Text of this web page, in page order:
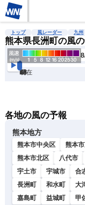
雨雲レーダー 台風情報
トップ 風レーダー 九州
熊本県長洲町の風
現在
6h
12
24
36
48
60
72
各地の風の予報
熊本地方
熊本市中央区 熊本
熊本市北区
八代市
宇土市
宇城市 合
長洲町
和水町 大
嘉島町
益城町 甲